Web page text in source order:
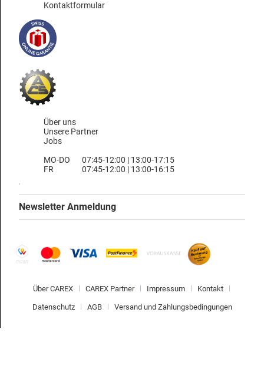
Kontaktformular
Über uns
Unsere Partner
Jobs
MO-DO
FR
07:45-12:00 | 13:00-17:15
07:45-12:00 | 13:00-16:15
Newsletter Anmeldung
Über CAREX CAREX Partner Impressum Kontakt
Datenschutz AGB Versand und Zahlungsbedingungen